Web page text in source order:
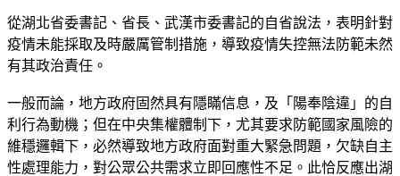
從湖北省委書記、省長、武漢市委書記的自省說法，表明針對
疫情未能採取及時嚴厲管制措施，導致疫情失控無法防範未然
有其政治責任。
一般而論，地方政府固然具有隱瞞信息，及「陽奉陰違」的自
利行為動機；但在中央集權體制下，尤其要求防範國家風險的
維穩邏輯下，必然導致地方政府面對重大緊急問題，欠缺自主
性處理能力，對公眾公共需求立即回應性不足。此恰反應出湖